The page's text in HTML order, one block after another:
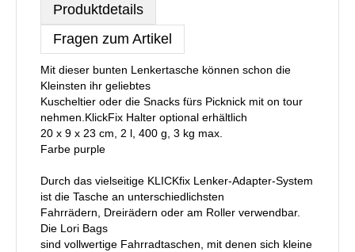
Produktdetails
Fragen zum Artikel
Mit dieser bunten Lenkertasche können schon die
Kleinsten ihr geliebtes
Kuscheltier oder die Snacks fürs Picknick mit on tour
nehmen.KlickFix Halter optional erhältlich
20 x 9 x 23 cm, 2 l, 400 g, 3 kg max.
Farbe purple
Durch das vielseitige KLICKfix Lenker-Adapter-System
ist die Tasche an unterschiedlichsten
Fahrrädern, Dreirädern oder am Roller verwendbar.
Die Lori Bags
sind vollwertige Fahrradtaschen, mit denen sich kleine